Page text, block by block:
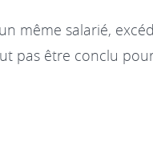
même salarié,
pas être conclu